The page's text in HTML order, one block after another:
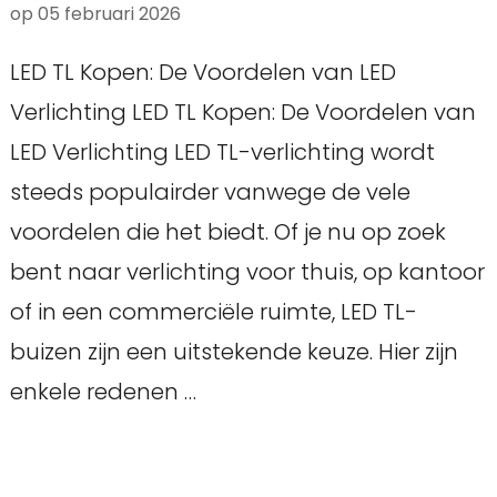
op 05 februari 2026
LED TL Kopen: De Voordelen van LED
Verlichting LED TL Kopen: De Voordelen van
LED Verlichting LED TL-verlichting wordt
steeds populairder vanwege de vele
voordelen die het biedt. Of je nu op zoek
bent naar verlichting voor thuis, op kantoor
of in een commerciële ruimte, LED TL-
buizen zijn een uitstekende keuze. Hier zijn
enkele redenen …